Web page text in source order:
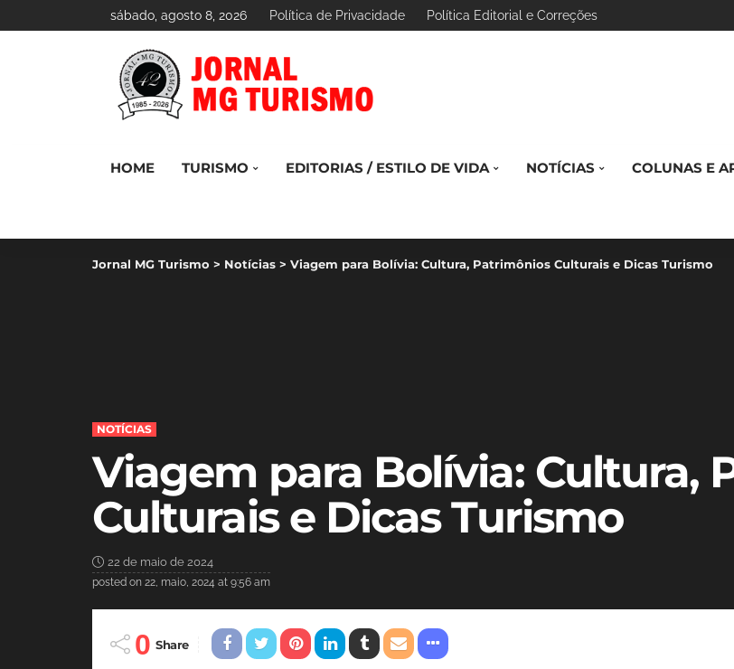
sábado, agosto 8, 2026 Política de Privacidade Política Editorial e Correções
HOME TURISMO EDITORIAS / ESTILO DE VIDA NOTÍCIAS COLUNAS E
Jornal MG Turismo > Notícias > Viagem para Bolívia: Cultura, Patrimônios Culturais e Dicas Turismo
NOTÍCIAS
Viagem para Bolívia: Cultura,
Culturais e Dicas Turismo
22 de maio de 2024
posted on 22, maio, 2024 at 9:56 am
0 Share